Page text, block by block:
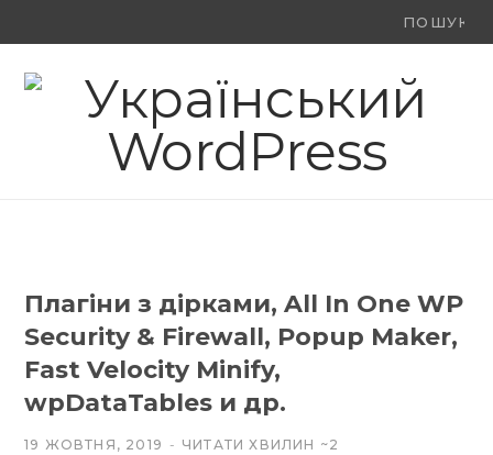
Ви
F
o
X
(
e
Y
o
e
Плагіни з дірками, All In One WP
Security & Firewall, Popup Maker,
Fast Velocity Minify,
wpDataTables и др.
19 ЖОВТНЯ, 2019 ЧИТАТИ ХВИЛИН ~2